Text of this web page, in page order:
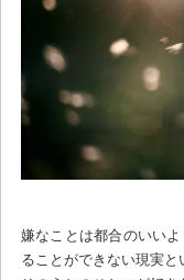
嫌なことは都合のいい
ることができない現実と